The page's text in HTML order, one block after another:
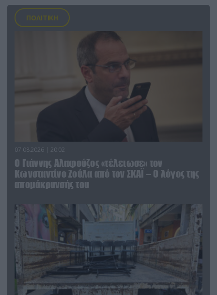
ΠΟΛΙΤΙΚΗ
07.08.2026 | 20:02
Ο Γιάννης Αλαφούζος «τέλειωσε» τον
Κωνσταντίνο Ζούλα από τον ΣΚΑΪ – Ο λόγος της
απομάκρυνσής του